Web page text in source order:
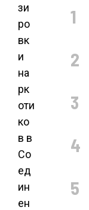
зи
ро
вк
и
на
рк
оти
ко
в в
Со
ед
ин
ен